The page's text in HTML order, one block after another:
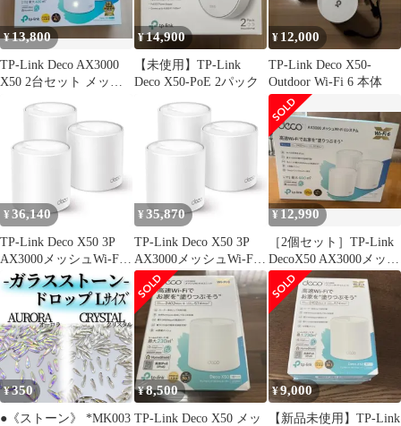
¥13,800
TP-Link Deco AX3000
X50 2台セット メッシ
¥14,900
【未使用】TP-Link
Deco X50-PoE 2パック
¥ 12,000
TP-Link Deco X50-
Outdoor Wi-Fi 6 本体
¥ 36,140
TP-Link Deco X50 3P
AX3000メッシュWi-Fi 6
システム 3個パック
¥ 35,870
TP-Link Deco X50 3P
AX3000メッシュWi-Fi 6
システム 3個パック
¥12,990
［2個セット］TP-Link
DecoX50 AX3000メッシ
ュWi-Fi 6
¥350
●《ストーン》 *MK003
¥8,500
TP-Link Deco X50 メッ
¥9,000
【新品未使用】TP-Link